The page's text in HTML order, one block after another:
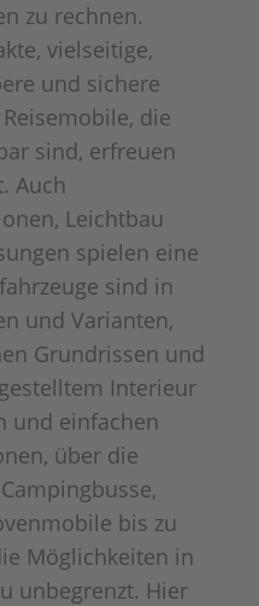
zu rechnen.
vielseitige,
und sichere
die
sind, erfreuen
Auch
Leichtbau
spielen eine
sind in
und Varianten,
Grundrissen und
Interieur
und einfachen
über die
bis zu
Möglichkeiten in
unbegrenzt. Hier